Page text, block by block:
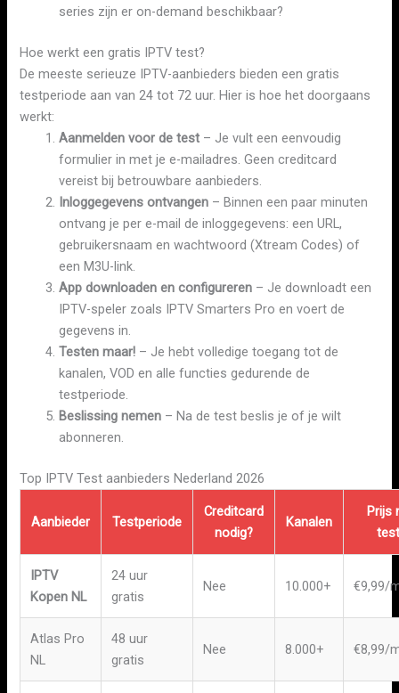
series zijn er on-demand beschikbaar?
Hoe werkt een gratis IPTV test?
De meeste serieuze IPTV-aanbieders bieden een gratis
testperiode aan van 24 tot 72 uur. Hier is hoe het doorgaans
werkt:
Aanmelden voor de test – Je vult een eenvoudig
formulier in met je e-mailadres. Geen creditcard
vereist bij betrouwbare aanbieders.
Inloggegevens ontvangen – Binnen een paar minuten
ontvang je per e-mail de inloggegevens: een URL,
gebruikersnaam en wachtwoord (Xtream Codes) of
een M3U-link.
App downloaden en configureren – Je downloadt een
IPTV-speler zoals IPTV Smarters Pro en voert de
gegevens in.
Testen maar! – Je hebt volledige toegang tot de
kanalen, VOD en alle functies gedurende de
testperiode.
Beslissing nemen – Na de test beslis je of je wilt
abonneren.
Top IPTV Test aanbieders Nederland 2026
Aanbieder Testperiode
Creditcard
nodig?
Kanalen
Prijs
IPTV
Kopen NL
24 uur
gratis
Nee 10.000+ €9,99/
Atlas Pro
NL
48 uur
gratis
Nee 8.000+ €8,99/